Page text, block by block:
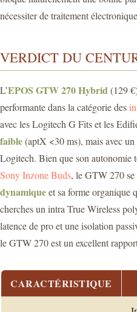
nécessiter de traitement
VERDICT DU
L’EPOS GTW 270 Hybrid(129
performante dans la catégorie des
avec les Logitech G Fits et les
faible(aptX <30 ms), mais avec
Logitech. Bien que son autonomie
Sony Inzone Buds, le GTW 270 se
dynamiqueet sa forme organique
cherches un intra True Wireless
latence de pro et une isolation
le GTW 270 est un excellent
CARACTÉRISTIQUE